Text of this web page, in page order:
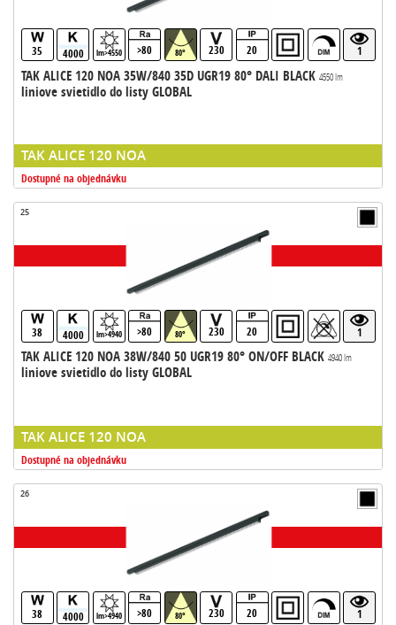
35 4000 lm>4550 >80 80° 230 20 1
TAK ALICE 120 NOA 35W/840 35D UGR19 80° DALI BLACK 4550 lm
liniove svietidlo do listy GLOBAL
TAK ALICE 120 NOA
Dostupné na objednávku
25
38 4000 lm>4940 >80 80° 230 20 1
TAK ALICE 120 NOA 38W/840 50 UGR19 80° ON/OFF BLACK 4940 lm
liniove svietidlo do listy GLOBAL
TAK ALICE 120 NOA
Dostupné na objednávku
26
38 4000 lm>4940 >80 80° 230 20 1